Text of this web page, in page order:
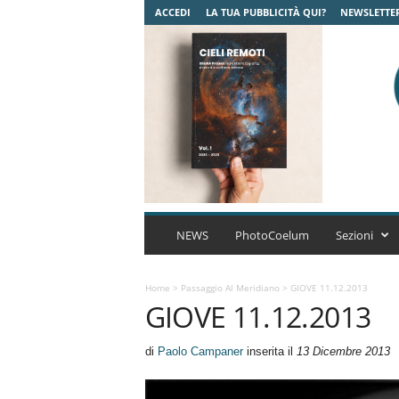
ACCEDI LA TUA PUBBLICITÀ QUI?
C
u
m
A
r
NEWS PhotoCoelum Sezioni
Home > Passaggio Al Meridiano> GIOVE 11.12.2013
GIOVE 11.12.2013
di Paolo Campanerinserita il 13 Dicembre 2013